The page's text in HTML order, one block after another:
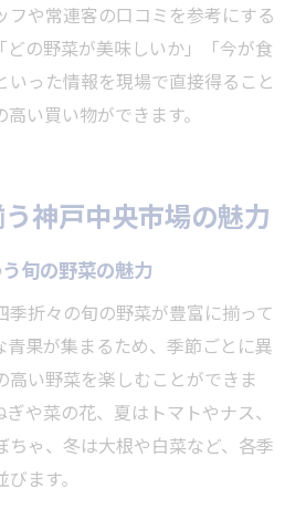
フや常連客の口コミを参考にする
どの野菜が美味しいか」「今が食
いった情報を現場で直接得ること
い買い物ができます。
神戸中央市場の魅力
旬の野菜の魅力
季折々の旬の野菜が豊富に揃って
青果が集まるため、季節ごとに異
高い野菜を楽しむことができま
や菜の花、夏はトマトやナス、
ちゃ、冬は大根や白菜など、各季
ます。